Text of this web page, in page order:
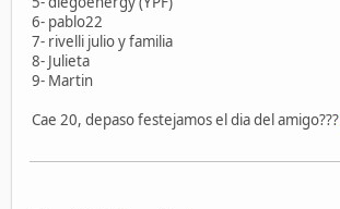
6- pablo22
7- rivelli julio y familia
8- Julieta
9- Martin
Cae 20, depaso festejamos el dia del amigo???